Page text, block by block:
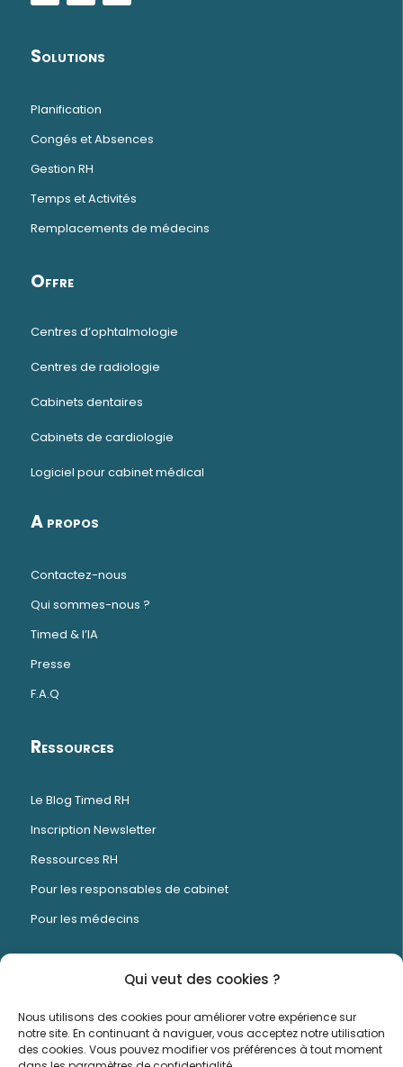
Qui veut des cookies ?
Nous utilisons des cookies pour améliorer votre expérience sur
notre site. En continuant à naviguer, vous acceptez notre utilisation
des cookies. Vous pouvez modifier vos préférences à tout moment
Solutions
Planification
Congés et Absences
Gestion RH
Temps et Activités
Remplacements de médecins
Offre
Centres d’ophtalmologie
Centres de radiologie
Cabinets dentaires
Cabinets de cardiologie
Logiciel pour cabinet médical
A propos
Contactez-nous
Qui sommes-nous ?
Timed & l’IA
Presse
F.A.Q
Ressources
Le Blog Timed RH
Inscription Newsletter
Ressources RH
Pour les responsables de cabinet
Pour les médecins
planning conçu spécifiquement pour les centres
médicaux et dentaires.